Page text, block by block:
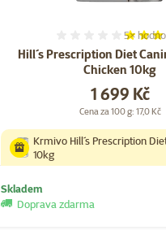
5
Hill´s Prescription Diet
Chicken 10kg
5×
Cena
1 699 Kč
Cena za 100 g: 17,0 Kč
Krmivo Hill´s Prescription
10kg
Skladem
Doprava zdarma